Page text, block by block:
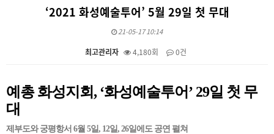
‘2021 화성예술투어’ 5월 29일 첫 무대
21-05-17 10:14
최고관리자 4,180회 0건
본문
예총 화성지회, ‘화성예술투어’ 29일 첫 무
대
제부도와 궁평항서 6월 5일, 12일, 26일에도 공연 펼쳐